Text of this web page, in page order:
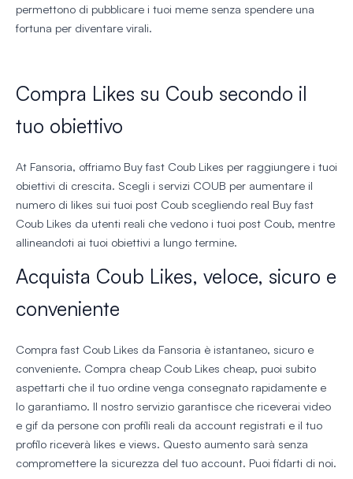
permettono di pubblicare i tuoi meme senza spendere una
fortuna per diventare virali.
Compra Likes su Coub secondo il
tuo obiettivo
At Fansoria, offriamo Buy fast Coub Likes per raggiungere i tuoi
obiettivi di crescita. Scegli i servizi COUB per aumentare il
numero di likes sui tuoi post Coub scegliendo real Buy fast
Coub Likes da utenti reali che vedono i tuoi post Coub, mentre
allineandoti ai tuoi obiettivi a lungo termine.
Acquista Coub Likes, veloce, sicuro e
conveniente
Compra fast Coub Likes da Fansoria è istantaneo, sicuro e
conveniente. Compra cheap Coub Likes cheap, puoi subito
aspettarti che il tuo ordine venga consegnato rapidamente e
lo garantiamo. Il nostro servizio garantisce che riceverai video
e gif da persone con profili reali da account registrati e il tuo
profilo riceverà likes e views. Questo aumento sarà senza
compromettere la sicurezza del tuo account. Puoi fidarti di noi.